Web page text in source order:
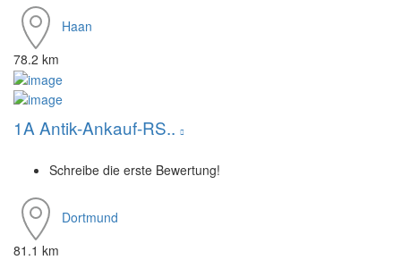
Haan
78.2 km
1A Antik-Ankauf-RS..
Schreibe die erste Bewertung!
Dortmund
81.1 km